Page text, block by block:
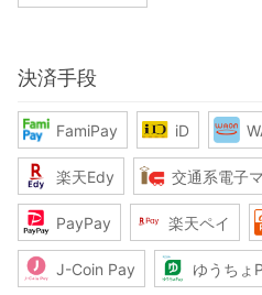
決済手段
FamiPay iD
楽天Edy 交通系電子
PayPay 楽天ペイ
J-Coin Pay ゆうちょ